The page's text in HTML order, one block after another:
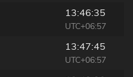
13:46:35
UTC+06:57
13:47:45
UTC+06:57